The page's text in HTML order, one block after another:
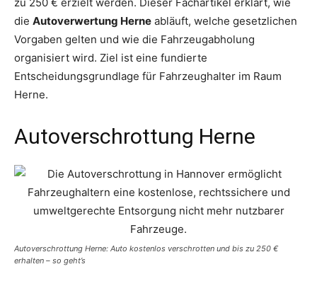
die Autoverwertung Herne abläuft, welche gesetzlichen
Vorgaben gelten und wie die Fahrzeugabholung
organisiert wird. Ziel ist eine fundierte
Entscheidungsgrundlage für Fahrzeughalter im Raum
Herne.
Autoverschrottung Herne
Autoverschrottung Herne: Auto kostenlos verschrotten und bis zu 250 €
erhalten – so geht’s